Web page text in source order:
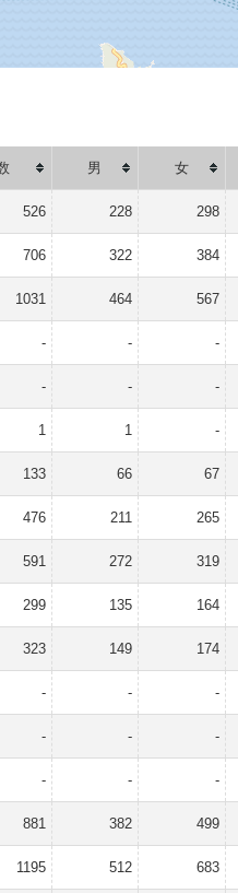
男 女
526 228 298
706 322 384
1031 464 567
- - -
- - -
1 1 -
133 66 67
476 211 265
591 272 319
299 135 164
323 149 174
- - -
- - -
- - -
881 382 499
1195 512 683